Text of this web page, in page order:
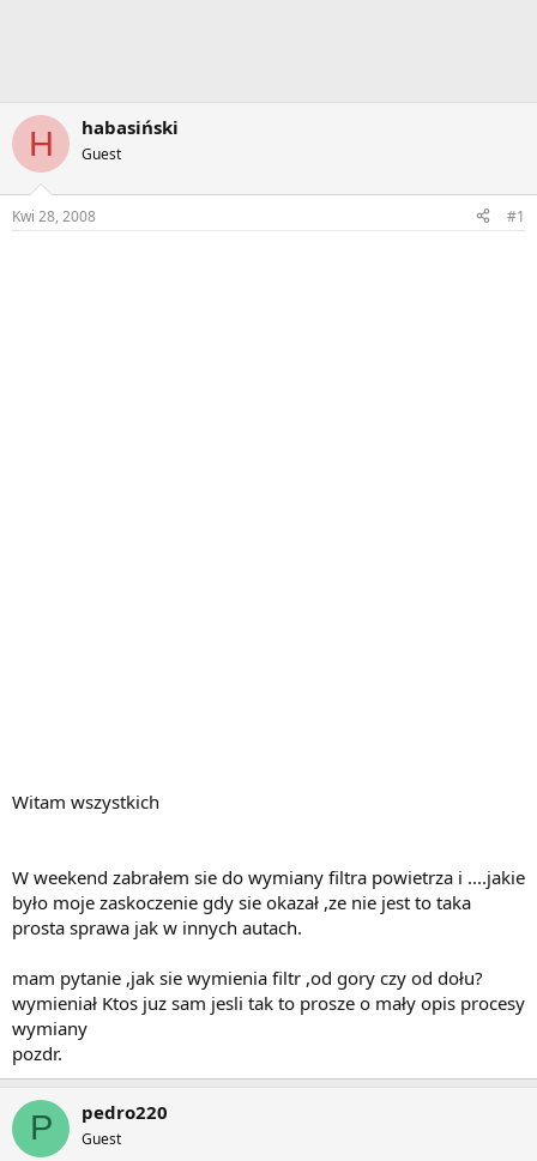
H habasiński
Guest
Kwi 28, 2008 #1
Witam wszystkich
W weekend zabrałem sie do wymiany filtra powietrza i ....jakie
było moje zaskoczenie gdy sie okazał ,ze nie jest to taka
prosta sprawa jak w innych autach.
mam pytanie ,jak sie wymienia filtr ,od gory czy od dołu?
wymieniał Ktos juz sam jesli tak to prosze o mały opis procesy
wymiany
pozdr.
P pedro220
Guest